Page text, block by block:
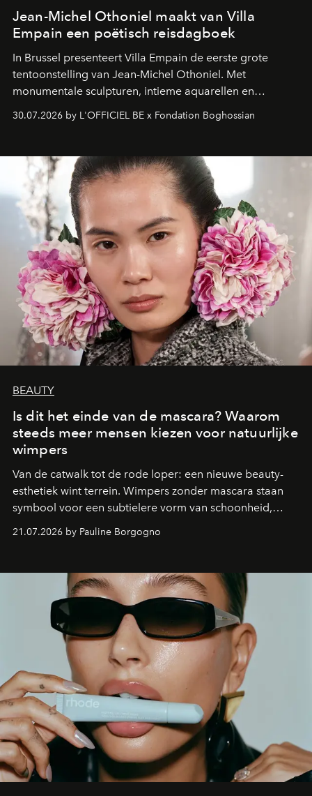
Jean-Michel Othoniel maakt van Villa
Empain een poëtisch reisdagboek
In Brussel presenteert Villa Empain de eerste grote
tentoonstelling van Jean-Michel Othoniel. Met
monumentale sculpturen, intieme aquarellen en
fonkelend Murano-glas creëert de Franse kunstenaar
een emotionele reis waarin elk werk de herinnering
moment van verwondering.
30.07.2026 by L'OFFICIEL BE x Fondation Boghossian
BEAUTY
Is dit het einde van de mascara? Waarom
steeds meer mensen kiezen voor natuurlijke
wimpers
Van de catwalk tot de rode loper: een nieuwe beauty-
esthetiek wint terrein. Wimpers zonder mascara staan
symbool voor een subtielere vorm van schoonheid,
waarin zelfvertrouwen belangrijker is dan een overvloed
aan make-up.
21.07.2026 by Pauline Borgogno